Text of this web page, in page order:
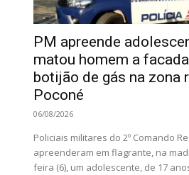
PM apreende
matou homem a
botijão de gás na zona
Poconé
06/08/2026
Policiais militares do 2º Comando
apreenderam em flagrante, na
feira (6), um adolescente, de 17